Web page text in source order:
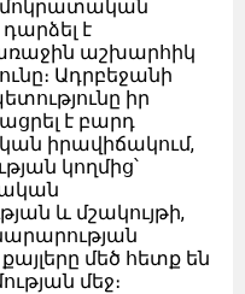
է
աշխարհիկ
Ադրբեջանի
իր
է բարդ
իրավիճակում,
կողմից՝
և մշակույթի,
մեծ հետք են
մեջ։